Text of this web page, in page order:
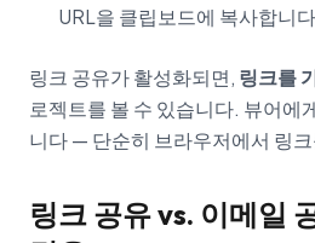
URL을 클립보드에 복사합니
링크 공유가 활성화되면, 링크를
로젝트를 볼 수 있습니다. 뷰어에
니다 — 단순히 브라우저에서 링
링크 공유 vs. 이메일